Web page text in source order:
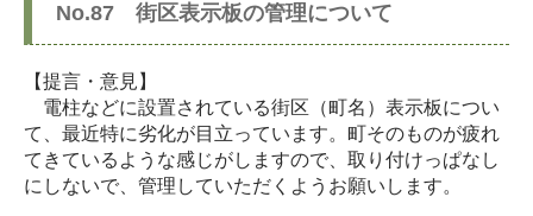
No.87 街区表示板の管理について
【提言・意見】
電柱などに設置されている街区（町名）表示板につい
て、最近特に劣化が目立っています。町そのものが疲れ
てきているような感じがしますので、取り付けっぱなし
にしないで、管理していただくようお願いします。